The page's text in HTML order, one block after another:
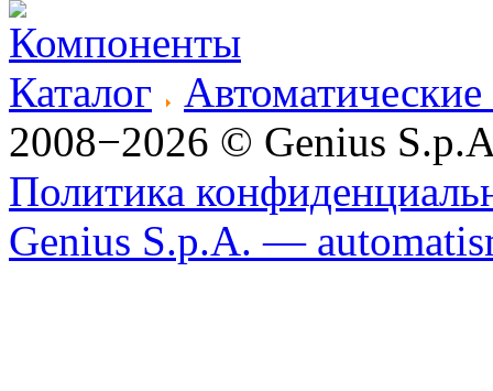
Каталог
2008−2026 © Genius
Политика
Genius S.p.A. —